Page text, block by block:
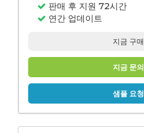
판매 후 지원 72시간
연간 업데이트
지금 구매
지금 문의
샘플 요청